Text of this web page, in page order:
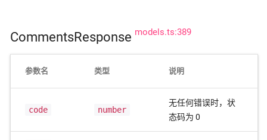
CommentsResponse models.ts:389
参数名 类型 说明
code number
无任何错误时，状
态码为 0